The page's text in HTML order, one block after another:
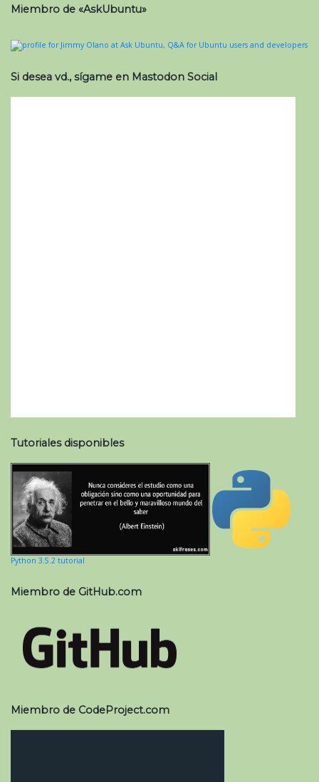
Miembro de «AskUbuntu»
Si desea vd., sígame en Mastodon Social
Tutoriales disponibles
Python 3.5.2 tutorial
Miembro de GitHub.com
Miembro de CodeProject.com